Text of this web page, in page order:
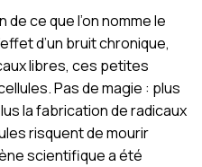
ce que l’on nomme le
d’un bruit chronique,
libres, ces petites
Pas de magie : plus
la fabrication de radicaux
risquent de mourir
scientifique a été